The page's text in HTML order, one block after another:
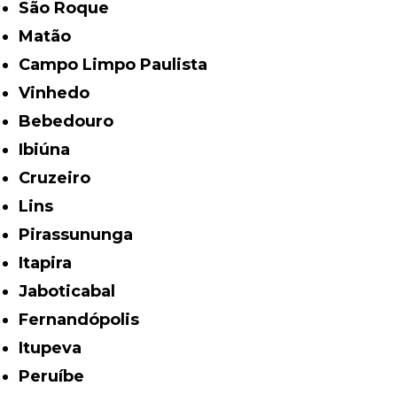
São Roque
Matão
Campo Limpo Paulista
Vinhedo
Bebedouro
Ibiúna
Cruzeiro
Lins
Pirassununga
Itapira
Jaboticabal
Fernandópolis
Itupeva
Peruíbe